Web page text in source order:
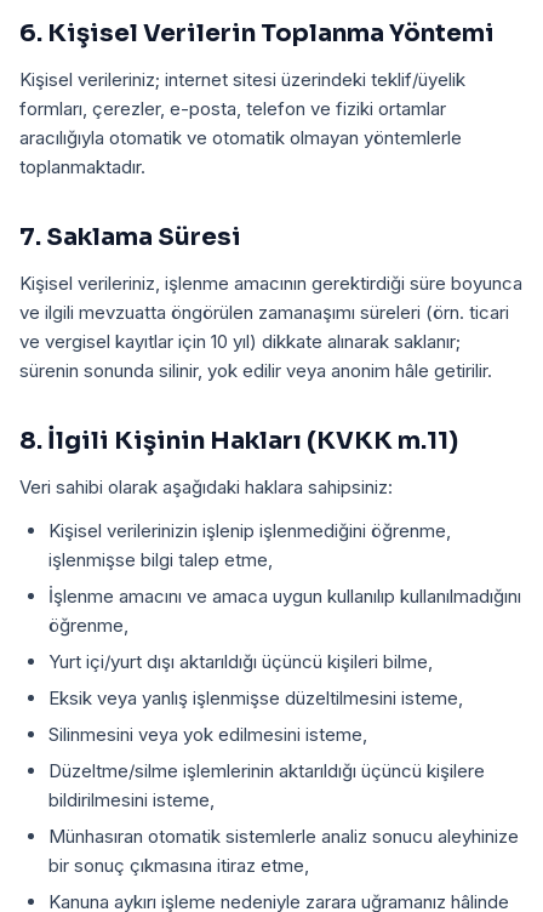
6. Kişisel Verilerin Toplanma Yöntemi
Kişisel verileriniz; internet sitesi üzerindeki teklif/üyelik
formları, çerezler, e-posta, telefon ve fiziki ortamlar
aracılığıyla otomatik ve otomatik olmayan yöntemlerle
toplanmaktadır.
7. Saklama Süresi
Kişisel verileriniz, işlenme amacının gerektirdiği süre boyunca
ve ilgili mevzuatta öngörülen zamanaşımı süreleri (örn. ticari
ve vergisel kayıtlar için 10 yıl) dikkate alınarak saklanır;
sürenin sonunda silinir, yok edilir veya anonim hâle getirilir.
8. İlgili Kişinin Hakları (KVKK m.11)
Veri sahibi olarak aşağıdaki haklara sahipsiniz:
Kişisel verilerinizin işlenip işlenmediğini öğrenme,
işlenmişse bilgi talep etme,
İşlenme amacını ve amaca uygun kullanılıp kullanılmadığını
öğrenme,
Yurt içi/yurt dışı aktarıldığı üçüncü kişileri bilme,
Eksik veya yanlış işlenmişse düzeltilmesini isteme,
Silinmesini veya yok edilmesini isteme,
Düzeltme/silme işlemlerinin aktarıldığı üçüncü kişilere
bildirilmesini isteme,
Münhasıran otomatik sistemlerle analiz sonucu aleyhinize
bir sonuç çıkmasına itiraz etme,
Kanuna aykırı işleme nedeniyle zarara uğramanız hâlinde